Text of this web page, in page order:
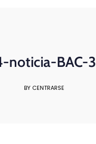
noticia-BAC-3
BY CENTRARSE